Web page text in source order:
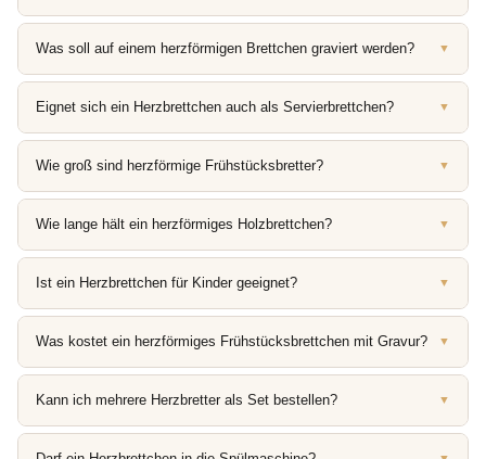
Was soll auf einem herzförmigen Brettchen graviert werden? ▼
Eignet sich ein Herzbrettchen auch als Servierbrettchen? ▼
Wie groß sind herzförmige Frühstücksbretter? ▼
Wie lange hält ein herzförmiges Holzbrettchen? ▼
Ist ein Herzbrettchen für Kinder geeignet? ▼
Was kostet ein herzförmiges Frühstücksbrettchen mit Gravur? ▼
Kann ich mehrere Herzbretter als Set bestellen? ▼